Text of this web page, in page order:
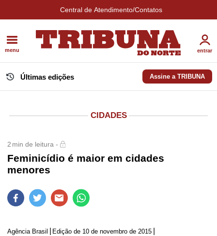
Central de Atendimento/Contatos
menu entrar
Últimas edições Assine a TRIBUNA
CIDADES
2 min de leitura -
Feminicídio é maior em cidades
menores
Agência Brasil Edição de 10 de novembro de 2015